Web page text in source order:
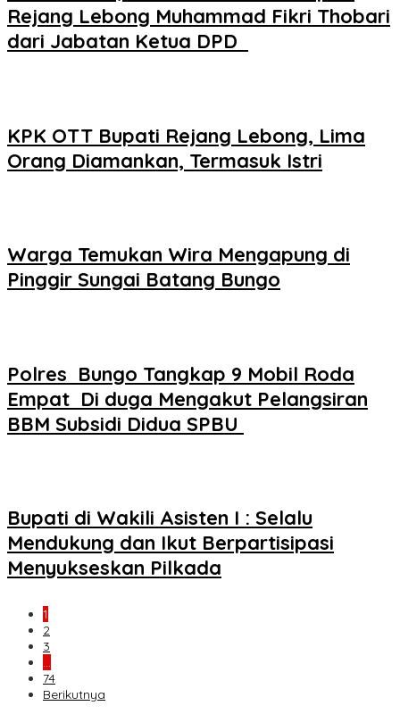
Rejang Lebong Muhammad Fikri Thobari
dari Jabatan Ketua DPD
KPK OTT Bupati Rejang Lebong, Lima
Orang Diamankan, Termasuk Istri
Warga Temukan Wira Mengapung di
Pinggir Sungai Batang Bungo
Polres Bungo Tangkap 9 Mobil Roda
Empat Di duga Mengakut Pelangsiran
BBM Subsidi Didua SPBU
Bupati di Wakili Asisten I : Selalu
Mendukung dan Ikut Berpartisipasi
Menyukseskan Pilkada
1
2
3
…
74
Berikutnya